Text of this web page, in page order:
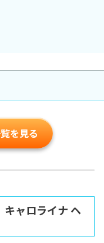
を見る
ャロライナ ヘ